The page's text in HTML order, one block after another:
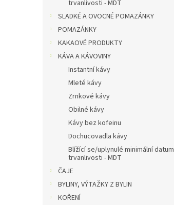
trvanlivosti - MDT
SLADKÉ A OVOCNÉ POMAZÁNKY
POMAZÁNKY
KAKAOVÉ PRODUKTY
KÁVA A KÁVOVINY
Instantní kávy
Mleté kávy
Zrnkové kávy
Obilné kávy
Kávy bez kofeinu
Dochucovadla kávy
Blížící se/uplynulé minimální datum
trvanlivosti - MDT
ČAJE
BYLINY, VÝTAŽKY Z BYLIN
KOŘENÍ